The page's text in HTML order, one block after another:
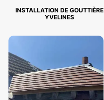
INSTALLATION DE GOUTTIÈRE
YVELINES